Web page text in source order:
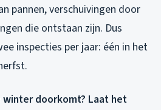
pannen, verschuivingen door
die ontstaan zijn. Dus
inspecties per jaar: één in het
doorkomt? Laat het